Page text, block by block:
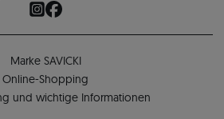
Marke SAVICKI
Online-Shopping
und wichtige Informationen